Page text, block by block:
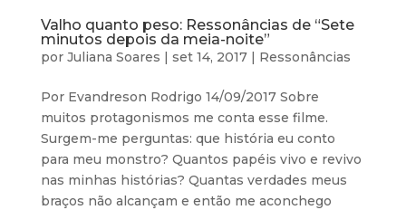
Valho quanto peso: Ressonâncias de “Sete
minutos depois da meia-noite”
por Juliana Soares | set 14, 2017| Ressonâncias
Por Evandreson Rodrigo 14/09/2017 Sobre
muitos protagonismos me conta esse filme.
Surgem-me perguntas: que história eu conto
para meu monstro? Quantos papéis vivo e revivo
nas minhas histórias? Quantas verdades meus
braços não alcançam e então me aconchego